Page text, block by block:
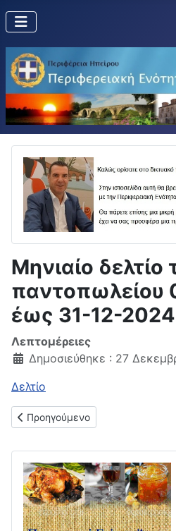
Μηνιαίο δελτίο
παντοπωλείου
έως 31-12-2024
Λεπτομέρειες
Δημοσιεύθηκε : 27
Δελτίο
Προηγούμενο άρθρο: Μηνιαίο
Προηγούμενο